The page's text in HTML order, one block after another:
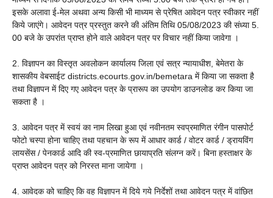
इसके अलावा ई-मेल अथवा अन्य किसी भी माध्यम से प्रेषित आवेदन पत्र स्वीकार नहीं
किये जाएंगे। आवेदन पत्र प्रस्तुत करने की अंतिम तिथि 05/08/2023 की संध्या 5.
00 बजे के उपरांत प्राप्त होने वाले आवेदन पत्र पर विचार नहीं किया जावेगा ।
2. विज्ञापन का विस्तृत अवलोकन कार्यालय जिला एवं सत्र न्यायाधीश, बेमेतरा के
शासकीय वेबसाईट districts.ecourts.gov.in/bemetara में किया जा सकता है
तथा विज्ञापन में दिए गए आवेदन पत्र के प्रारूप का उपयोग डाउनलोड कर किया जा
सकता है ।
3. आवेदन पत्र में स्वयं का नाम लिखा हुआ एवं नवीनतम स्वप्रमाणित रंगीन पासपोर्ट
फोटो चस्पा होना चाहिए तथा पहचान के रूप में आधार कार्ड / वोटर कार्ड / ड्रायविंग
लायसेंस / पेनकार्ड आदि की स्व-प्रमाणित छायाप्रति संलग्न करें। बिना हस्ताक्षर के
प्राप्त आवेदन पत्र को निरस्त माना जायेगा ।
4. आवेदक को चाहिए कि वह विज्ञापन में दिये गये निर्देशों तथा आवेदन पत्र में वांछित